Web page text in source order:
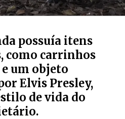
possuía itens
como carrinhos
um objeto
Elvis Presley,
de vida do